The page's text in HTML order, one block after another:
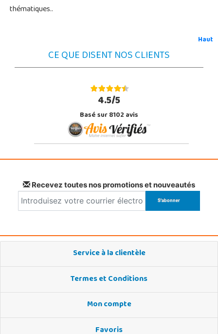
thématiques..
Haut
CE QUE DISENT NOS CLIENTS
4.5/5
Basé sur 8102 avis
Recevez toutes nos promotions et nouveautés
Service à la clientèle
Termes et Conditions
Mon compte
Favoris